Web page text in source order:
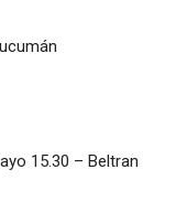
15.30 – Beltran